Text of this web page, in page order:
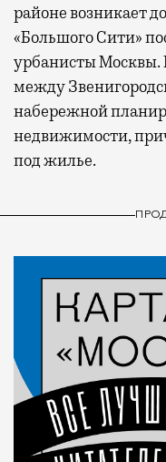
районе возникает
«Большого Сити»
урбанисты
между
набережной
недвижимости,
под жилье.